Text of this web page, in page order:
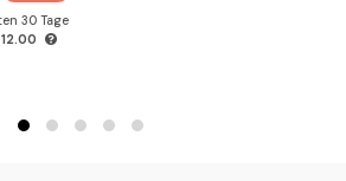
30 Tage
12.00